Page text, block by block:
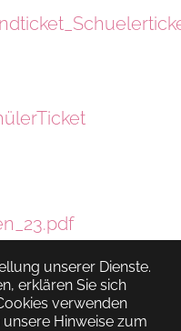
unserer Dienste.
erklären Sie sich
verwenden
Hinweise zum